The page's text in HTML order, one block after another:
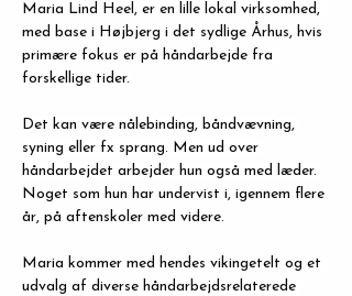
Maria Lind Heel, er en lille lokal virksomhed,
med base i Højbjerg i det sydlige Århus, hvis
primære fokus er på håndarbejde fra
forskellige tider.
Det kan være nålebinding, båndvævning,
syning eller fx sprang. Men ud over
håndarbejdet arbejder hun også med læder.
Noget som hun har undervist i, igennem flere
år, på aftenskoler med videre.
Maria kommer med hendes vikingetelt og et
udvalg af diverse håndarbejdsrelaterede